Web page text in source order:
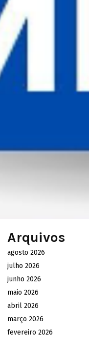
Arquivos
agosto 2026
julho 2026
junho 2026
maio 2026
abril 2026
março 2026
fevereiro 2026